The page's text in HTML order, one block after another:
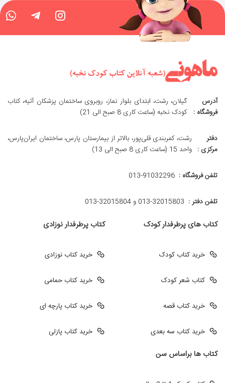
آدرس
فروشگاه :
گیلان، رشت، ابتدای بلوار نماز، روبروی ساختمان پزشکان آتیه، کتاب
کودک نخبه (ساعت کاری 8 صبح الی 21)
دفتر
مرکزی :
رشت، کمربندی قلی‌پور، بالاتر از بیمارستان پارس، ساختمان ایران‌پارس،
واحد 15 (ساعت کاری 8 صبح الی 13)
تلفن فروشگاه : 013-91032296
تلفن دفتر : 013-32015803 و 32015804-013
کتاب های پرطرفدار کودک
خرید کتاب کودک
کتاب شعر کودک
خرید کتاب قصه
خرید کتاب سه بعدی
کتاب پرطرفدار نوزادی
خرید کتاب نوزادی
خرید کتاب حمامی
خرید کتاب پارچه ای
خرید کتاب پازلی
کتاب ها براساس سن